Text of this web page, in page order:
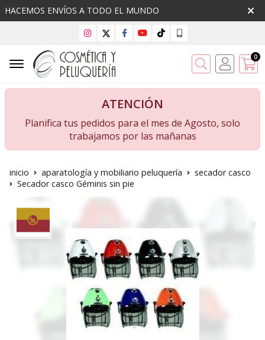
HACEMOS ENVÍOS A TODO EL MUNDO
Buscar 0
ATENCIÓN
Planifica tus pedidos para el mes de Agosto, solo
trabajamos por las mañanas
inicio aparatología y mobiliario peluquería
secador casco
Secador casco Géminis sin pie